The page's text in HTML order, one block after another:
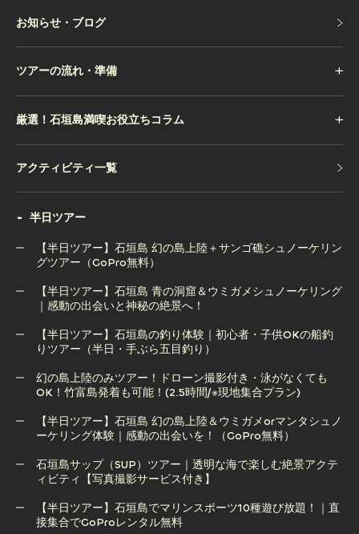
お知らせ・ブログ
ツアーの流れ・準備
厳選！石垣島満喫お役立ちコラム
アクティビティ一覧
半日ツアー
【半日ツアー】石垣島 幻の島上陸＋サンゴ礁シュノーケリン
グツアー（GoPro無料）
【半日ツアー】石垣島 幻の島上陸＋サンゴ礁シュノーケリン
グツアー（GoPro無料）
【半日ツアー】石垣島 青の洞窟＆ウミガメシュノーケリング
｜感動の出会いと神秘の絶景へ！
【半日ツアー】石垣島 青の洞窟＆ウミガメシュノーケリング
【半日ツアー】石垣島の釣り体験｜初心者・子供OKの船釣
りツアー（半日・手ぶら五目釣り）
【半日ツアー】石垣島の釣り体験｜初心者・子供OKの船釣
幻の島上陸のみツアー！ドローン撮影付き・泳がなくても
OK！竹富島発着も可能！(2.5時間/※現地集合プラン)
幻の島上陸のみツアー！ドローン撮影付き・泳がなくても
【半日ツアー】石垣島 幻の島上陸＆ウミガメorマンタシュノ
ーケリング体験｜感動の出会いを！（GoPro無料）
【半日ツアー】石垣島 幻の島上陸＆ウミガメorマンタシュノ
石垣島サップ（SUP）ツアー｜透明な海で楽しむ絶景アクテ
ィビティ【写真撮影サービス付き】
石垣島サップ（SUP）ツアー｜透明な海で楽しむ絶景アクテ
【半日ツアー】石垣島でマリンスポーツ10種遊び放題！｜直
接集合でGoProレンタル無料